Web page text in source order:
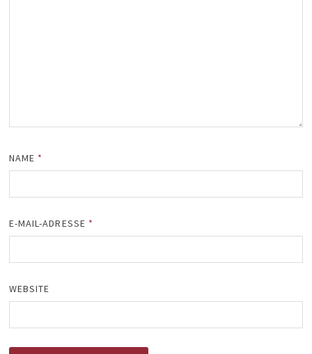
NAME *
E-MAIL-ADRESSE *
WEBSITE